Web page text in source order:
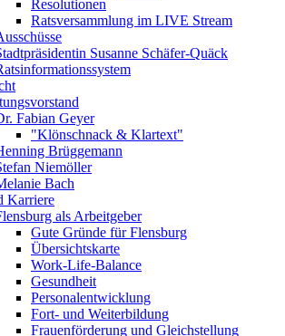
Resolutionen
Ratsversammlung im LIVE Stream
Susanne Schäfer-Quäck
Fabian Geyer
"Klönschnack & Klartext"
Brüggemann
Niemöller
Bach
Karriere
als Arbeitgeber
Gute Gründe für Flensburg
Übersichtskarte
Work-Life-Balance
Gesundheit
Personalentwicklung
Fort- und Weiterbildung
Frauenförderung und Gleichstellung